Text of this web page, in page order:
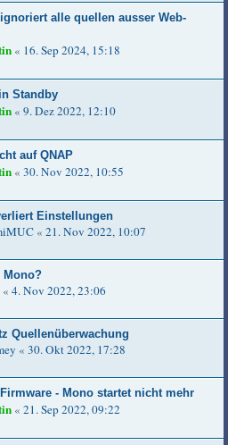
alle quellen ausser Web-
« 16. Sep 2024, 15:18
Standby
« 9. Dez 2022, 12:10
auf QNAP
« 30. Nov 2022, 10:55
Einstellungen
« 21. Nov 2022, 10:07
Mono?
« 4. Nov 2022, 23:06
Quellenüberwachung
« 30. Okt 2022, 17:28
- Mono startet nicht mehr
« 21. Sep 2022, 09:22